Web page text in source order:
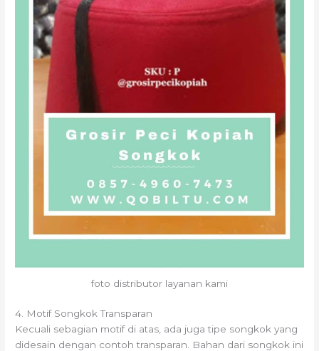
foto distributor layanan kami
4. Motif Songkok Transparan
Kecuali sebagian motif di atas, ada juga tipe songkok yang
didesain dengan contoh transparan. Bahan dari songkok ini